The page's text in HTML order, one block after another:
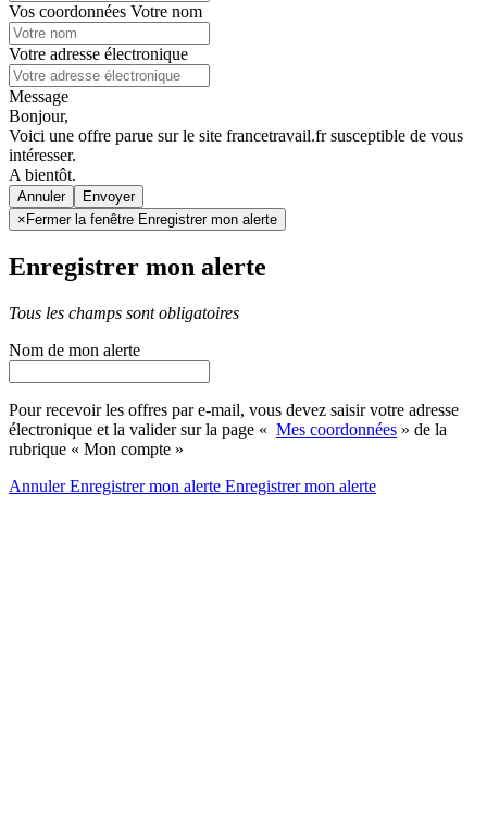
Vos coordonnées Votre nom
Votre adresse électronique
Message
Bonjour,
Voici une offre parue sur le site francetravail.fr susceptible de vous
intéresser.
A bientôt.
Annuler
× Fermer la fenêtre Enregistrer mon alerte
Enregistrer mon alerte
Tous les champs sont obligatoires
Nom de mon alerte
Pour recevoir les offres par e-mail, vous devez saisir votre adresse
électronique et la valider sur la page « Mes coordonnées » de la
rubrique « Mon compte »
AnnulerEnregistrer mon alerte Enregistrermon alerte